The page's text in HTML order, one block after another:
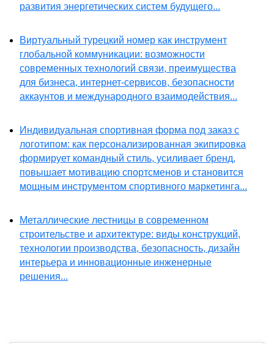
развития энергетических систем будущего...
Виртуальный турецкий номер как инструмент
глобальной коммуникации: возможности
современных технологий связи, преимущества
для бизнеса, интернет-сервисов, безопасности
аккаунтов и международного взаимодействия...
Индивидуальная спортивная форма под заказ с
логотипом: как персонализированная экипировка
формирует командный стиль, усиливает бренд,
повышает мотивацию спортсменов и становится
мощным инструментом спортивного маркетинга...
Металлические лестницы в современном
строительстве и архитектуре: виды конструкций,
технологии производства, безопасность, дизайн
интерьера и инновационные инженерные
решения...